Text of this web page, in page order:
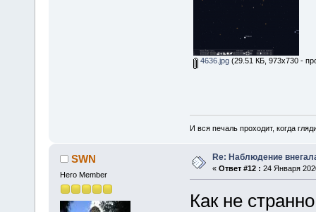
4636.jpg(29.51 КБ, 973x730 -
И вся печаль проходит, когда
SWN
Hero Member
Re: Наблюдение
« Ответ #12 : 24 Января
Как не